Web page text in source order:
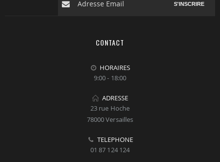
S'INSCRIRE
CONTACT
HORAIRES
9:00 - 18:00
ADRESSE
23 rue Hoche
78000 Versailles
TELEPHONE
01 87 124 124